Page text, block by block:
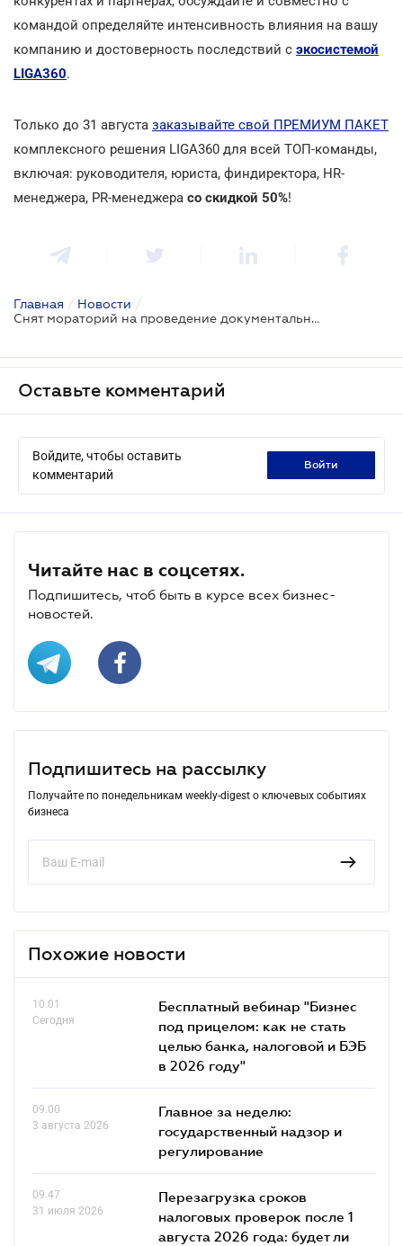
командой определяйте интенсивность влияния на вашу
компанию и достоверность последствий с экосистемой
LIGA360.
Только до 31 августа заказывайте свой ПРЕМИУМ ПАКЕТ
комплексного решения LIGA360 для всей ТОП-команды,
включая: руководителя, юриста, финдиректора, HR-
менеджера, PR-менеджера со скидкой 50%!
Главная / Новости /
Снят мораторий на проведение документальных проверок по отдельным основаниям
Оставьте комментарий
Войдите, чтобы оставить
комментарий
войти
Читайте нас в соцсетях.
Подпишитесь, чтоб быть в курсе всех бизнес-
новостей.
Подпишитесь на рассылку
Получайте по понедельникам weekly-digest о ключевых событиях
бизнеса
Похожие новости
10.01
Сегодня
Бесплатный вебинар "Бизнес
под прицелом: как не стать
целью банка, налоговой и БЭБ
в 2026 году"
09.00
3 августа 2026
Главное за неделю:
государственный надзор и
регулирование
09.47
31 июля 2026
Перезагрузка сроков
налоговых проверок после 1
августа 2026 года: будет ли